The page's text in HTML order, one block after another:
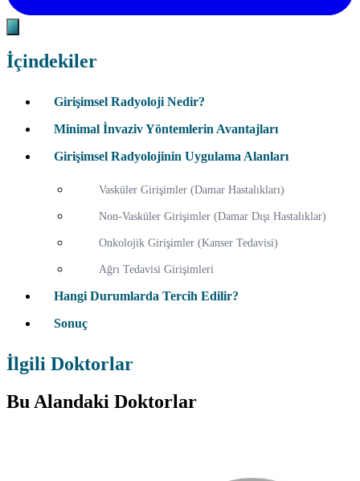
İçindekiler
Girişimsel Radyoloji Nedir?
Minimal İnvaziv Yöntemlerin Avantajları
Girişimsel Radyolojinin Uygulama Alanları
Vasküler Girişimler (Damar Hastalıkları)
Non-Vasküler Girişimler (Damar Dışı Hastalıklar)
Onkolojik Girişimler (Kanser Tedavisi)
Ağrı Tedavisi Girişimleri
Hangi Durumlarda Tercih Edilir?
Sonuç
İlgili Doktorlar
Bu Alandaki Doktorlar